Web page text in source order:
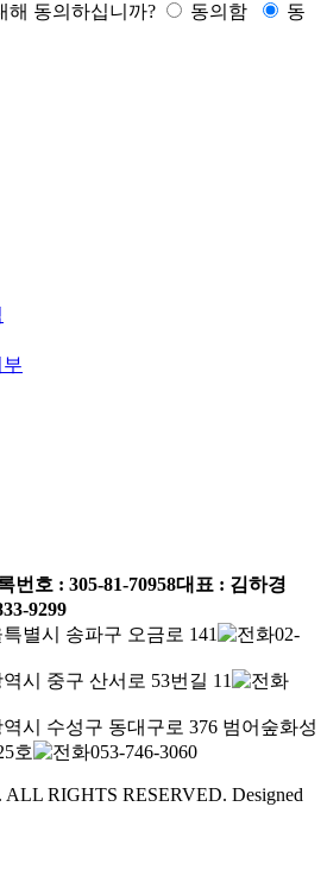
해 동의하십니까? 동의함
동
번호 : 305-81-70958대표 : 김하경
9299
별시 송파구 오금로 141
02-
시 중구 산서로 53번길 11
시 수성구 동대구로 376 범어숲화성
호
053-746-3060
RIGHTS RESERVED. Designed